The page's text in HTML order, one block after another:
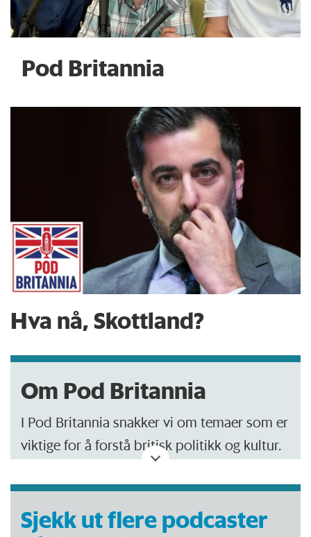
Pod Britannia
Hva nå, Skottland?
Om Pod Britannia
I Pod Britannia snakker vi om temaer som er
viktige for å forstå britisk politikk og kultur.
britiskpolitikk.no, som drives av journalist
Trine Andersen, førstelektor ved UiA Erik
Sjekk ut flere podcaster